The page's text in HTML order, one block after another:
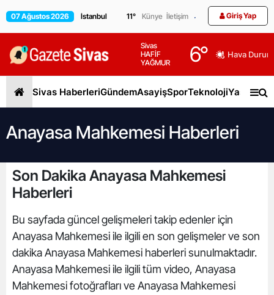
07 Ağustos 2026 11° Künye İletişim Giriş Yap
Sivas
HAFİF
YAĞMUR
6° Hava
Sivas HaberleriGündemAsayişSporTeknolojiYaşam
Anayasa Mahkemesi Haberleri
Son Dakika Anayasa Mahkemesi
Haberleri
Bu sayfada güncel gelişmeleri takip edenler için
Anayasa Mahkemesi ile ilgili en son gelişmeler ve son
dakika Anayasa Mahkemesi haberleri sunulmaktadır.
Anayasa Mahkemesi ile ilgili tüm video, Anayasa
Mahkemesi fotoğrafları ve Anayasa Mahkemesi